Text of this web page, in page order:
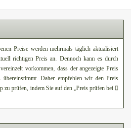
Preise werden mehrmals täglich aktualisiert
richtigen Preis an. Dennoch kann es durch
vorkommen, dass der angezeigte Preis
Daher empfehlen wir den Preis
zu prüfen, indem Sie auf den „Preis prüfen bei